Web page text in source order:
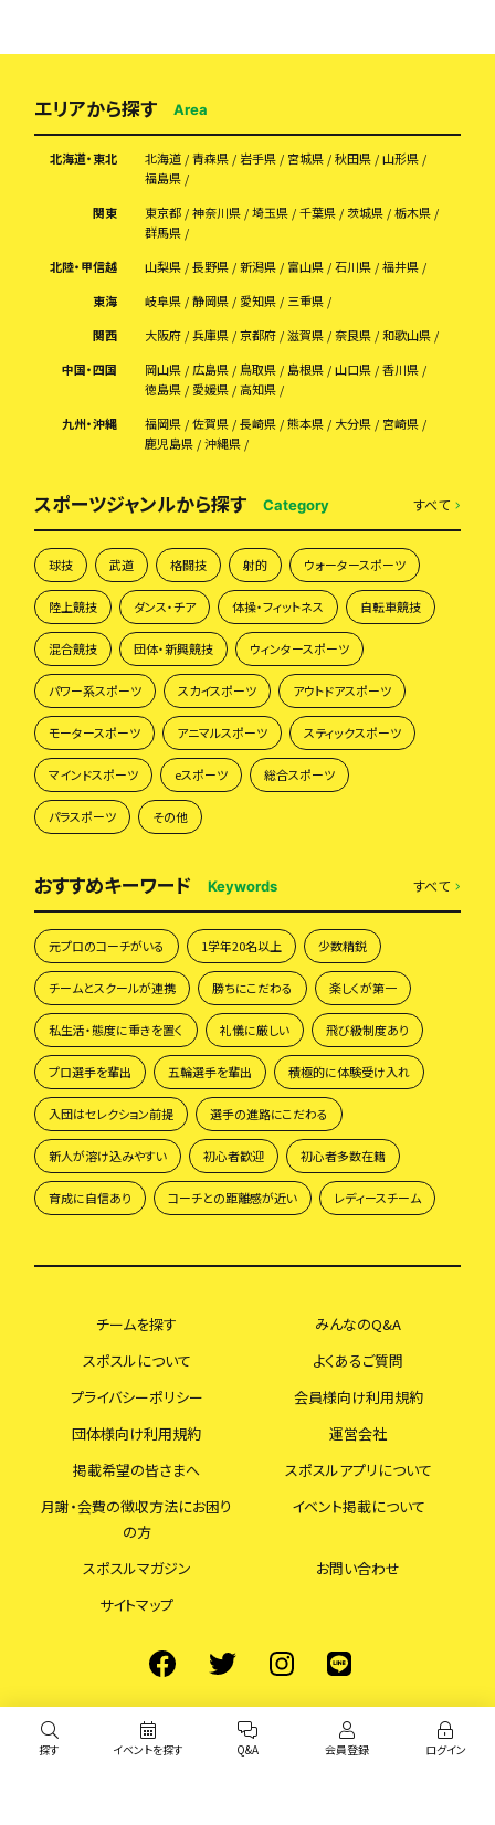
エリアから探す Area
北海道・東北 北海道 青森県 岩手県 宮城県 秋田県
山形県
福島県
関東
東京都 神奈川県 埼玉県 千葉県 茨城県
栃木県
群馬県
北陸・甲信越
山梨県 長野県 新潟県 富山県 石川県
福井県
東海
岐阜県 静岡県 愛知県
三重県
関西
大阪府 兵庫県 京都府 滋賀県 奈良県
和歌山県
中国・四国
岡山県 広島県 鳥取県 島根県 山口県
香川県
徳島県
愛媛県
高知県
九州・沖縄
福岡県 佐賀県 長崎県 熊本県 大分県
宮崎県
鹿児島県
沖縄県
スポーツジャンルから探す Category すべて
球技 武道 格闘技 射的 ウォータースポーツ
陸上競技 ダンス・チア 体操・フィットネス 自転車競技
混合競技 団体・新興競技 ウィンタースポーツ
パワー系スポーツ スカイスポーツ アウトドアスポーツ
モータースポーツ アニマルスポーツ スティックスポーツ
マインドスポーツ eスポーツ 総合スポーツ
パラスポーツ その他
おすすめキーワード Keywords すべて
元プロのコーチがいる 1学年20名以上 少数精鋭
チームとスクールが連携 勝ちにこだわる 楽しくが第一
私生活・態度に重きを置く 礼儀に厳しい 飛び級制度あり
プロ選手を輩出 五輪選手を輩出 積極的に体験受け入れ
入団はセレクション前提 選手の進路にこだわる
新人が溶け込みやすい 初心者歓迎 初心者多数在籍
育成に自信あり コーチとの距離感が近い レディースチーム
チームを探す
みんなのQ&A
スポスルについて
よくあるご質問
プライバシーポリシー
会員様向け利用規約
団体様向け利用規約
運営会社
掲載希望の皆さまへ
スポスルアプリについて
月謝・会費の徴収方法にお困り
の方
イベント掲載について
スポスルマガジン
お問い合わせ
サイトマップ
探す イベントを探す Q&A 会員登録 ログイン